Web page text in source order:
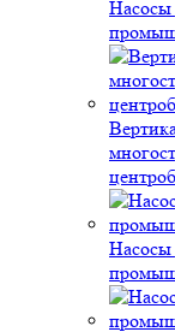
Насосы
Насосы